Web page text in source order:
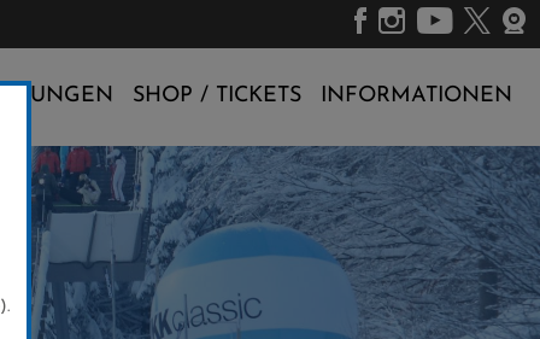
SHOP / TICKETS INFORMATIONEN